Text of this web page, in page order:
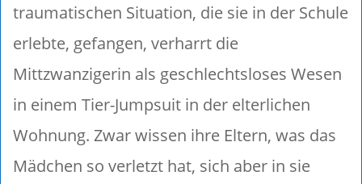
traumatischen Situation, die sie in der Schule
erlebte, gefangen, verharrt die
Mittzwanzigerin als geschlechtsloses Wesen
in einem Tier-Jumpsuit in der elterlichen
Wohnung. Zwar wissen ihre Eltern, was das
Mädchen so verletzt hat, sich aber in sie